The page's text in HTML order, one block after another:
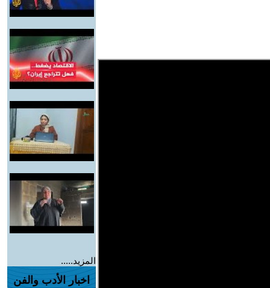
المزيد.....
اخبار الأدب والفن